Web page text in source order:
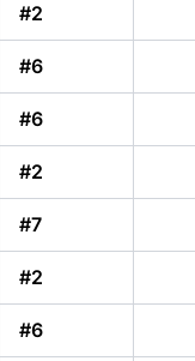
#2
#6
#6
#2
#7
#2
#6